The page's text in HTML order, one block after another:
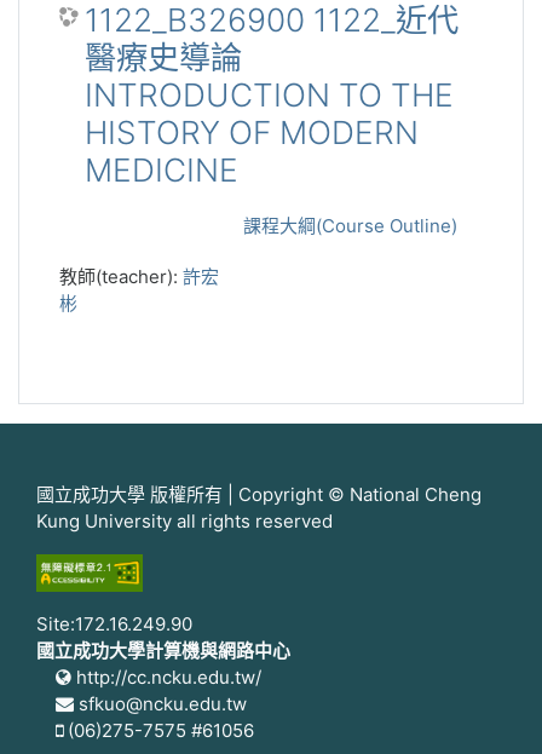
1122_B326900 1122_近代
醫療史導論
INTRODUCTION TO THE
HISTORY OF MODERN
MEDICINE
課程大綱(Course Outline)
教師(teacher): 許宏
彬
國立成功大學 版權所有 | Copyright © National Cheng
Kung University all rights reserved
Site:172.16.249.90
國立成功大學計算機與網路中心
http://cc.ncku.edu.tw/
sfkuo@ncku.edu.tw
(06)275-7575 #61056